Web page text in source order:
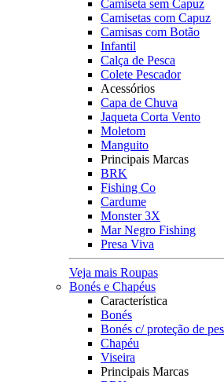
Camiseta sem Capuz
Camisetas com Capuz
Camisas com Botão
Infantil
Calça de Pesca
Colete Pescador
Acessórios
Capa de Chuva
Jaqueta Corta Vento
Moletom
Manguito
Principais Marcas
BRK
Fishing Co
Cardume
Monster 3X
Mar Negro Fishing
Presa Viva
Veja mais Roupas
Bonés e Chapéus
Característica
Bonés
Bonés c/ proteção de
Chapéu
Viseira
Principais Marcas